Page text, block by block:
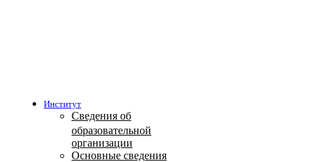
Институт
Сведения об
образовательной
организации
Основные сведения